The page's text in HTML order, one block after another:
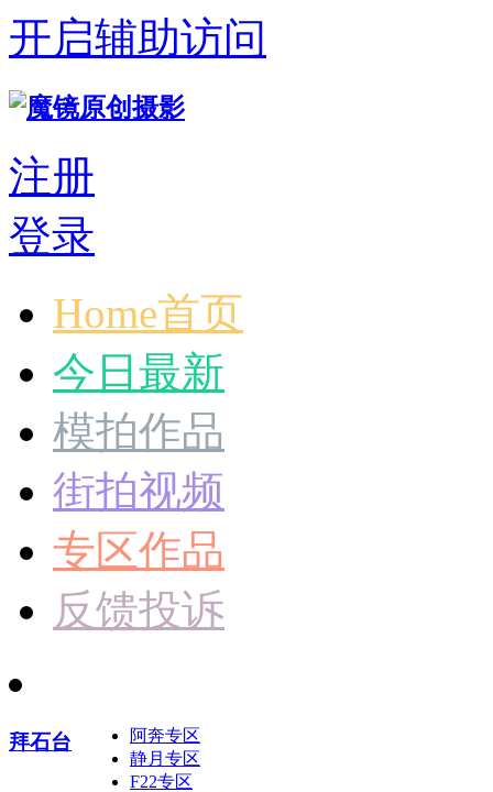
开启辅助访问
注册
登录
Home首页
今日最新
模拍作品
街拍视频
专区作品
反馈投诉
拜石台
阿奔专区
静月专区
F22专区